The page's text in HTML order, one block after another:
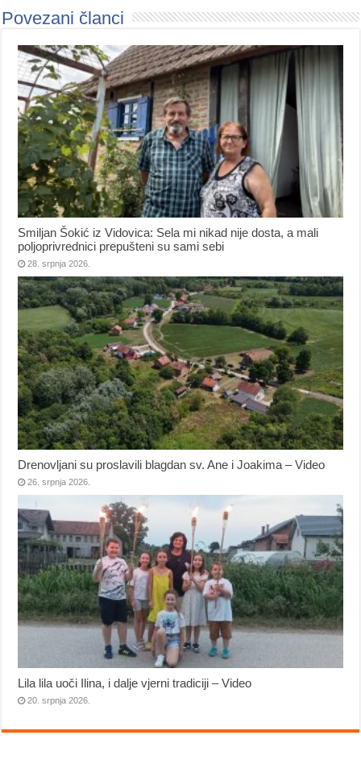
Povezani članci
Smiljan Šokić iz Vidovica: Sela mi nikad nije dosta, a mali
poljoprivrednici prepušteni su sami sebi
28. srpnja 2026.
Drenovljani su proslavili blagdan sv. Ane i Joakima – Video
26. srpnja 2026.
Lila lila uoči Ilina, i dalje vjerni tradiciji – Video
20. srpnja 2026.